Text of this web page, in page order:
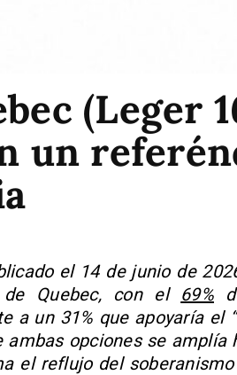
(Leger
un
el 14 de junio de
Quebec, con el 69%
a un 31% que apoyaría el
opciones se amplía
el reflujo del